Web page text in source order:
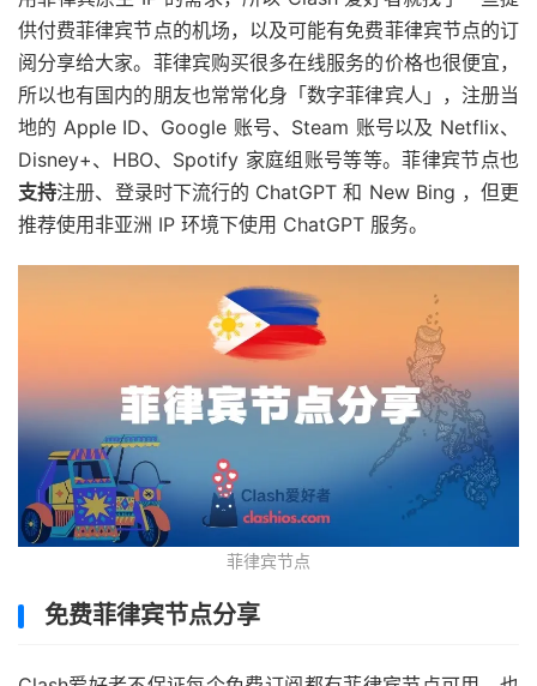
供付费菲律宾节点的机场，以及可能有免费菲律宾节点的订
阅分享给大家。菲律宾购买很多在线服务的价格也很便宜，
所以也有国内的朋友也常常化身「数字菲律宾人」，注册当
地的 Apple ID、Google 账号、Steam 账号以及 Netflix、
Disney+、HBO、Spotify 家庭组账号等等。菲律宾节点也
支持注册、登录时下流行的 ChatGPT 和 New Bing ，但更
推荐使用非亚洲 IP 环境下使用 ChatGPT 服务。
菲律宾节点
免费菲律宾节点分享